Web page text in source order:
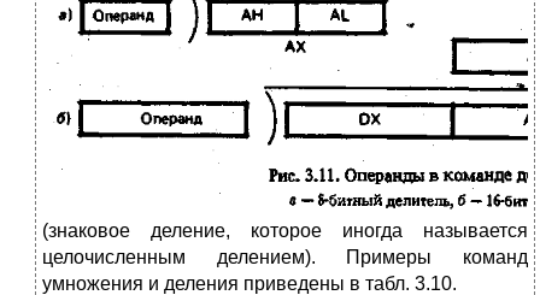
(знаковое деление, которое иногда называется
целочисленным делением). Примеры команд
умножения и деления приведены в табл. 3.10.